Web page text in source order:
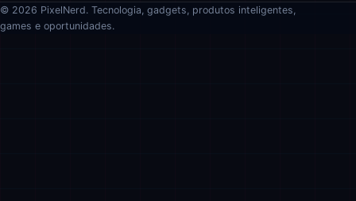
© 2026 PixelNerd. Tecnologia, gadgets, produtos inteligentes,
games e oportunidades.